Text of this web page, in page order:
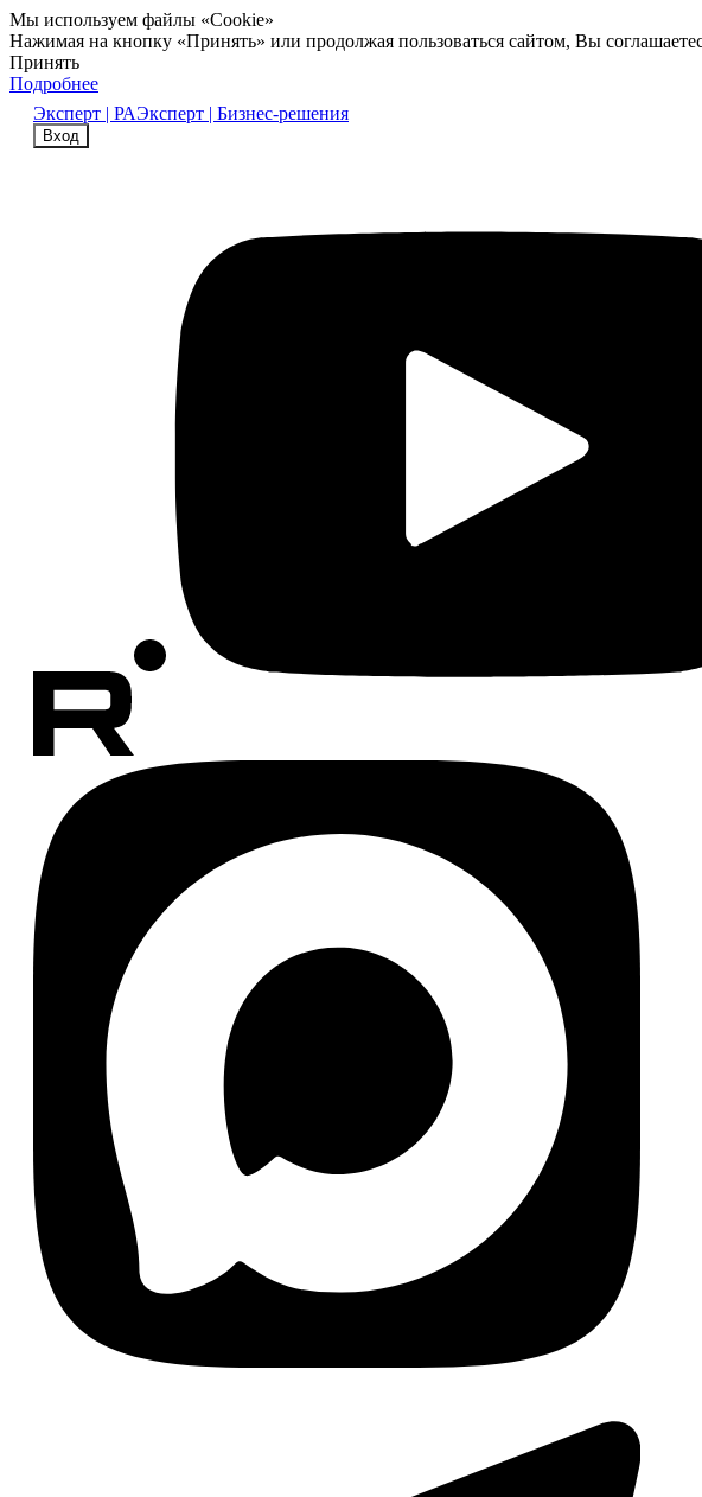
Мы используем файлы «Cookie»
Нажимая на кнопку «Принять» или продолжая пользоваться сайтом, Вы
Принять
Подробнее
Эксперт | РАЭксперт | Бизнес-решения
Вход